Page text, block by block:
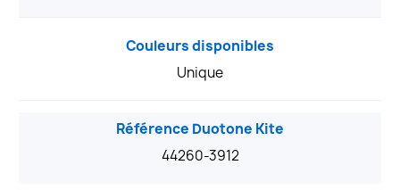
Couleurs disponibles
Unique
Référence Duotone Kite
44260-3912